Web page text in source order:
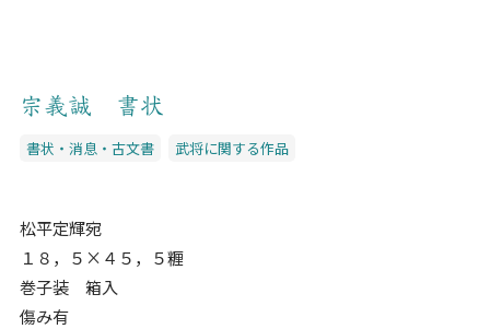
宗義誠 書状
書状・消息・古文書 武将に関する作品
松平定輝宛
１８，５×４５，５糎
巻子装 箱入
傷み有